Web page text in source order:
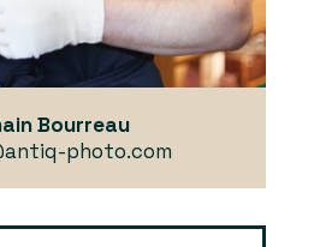
Bourreau
photo.com